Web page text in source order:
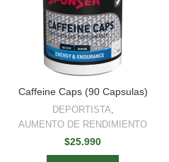
Caffeine Caps (90 Capsulas)
DEPORTISTA,
AUMENTO DE RENDIMIENTO
$25.990